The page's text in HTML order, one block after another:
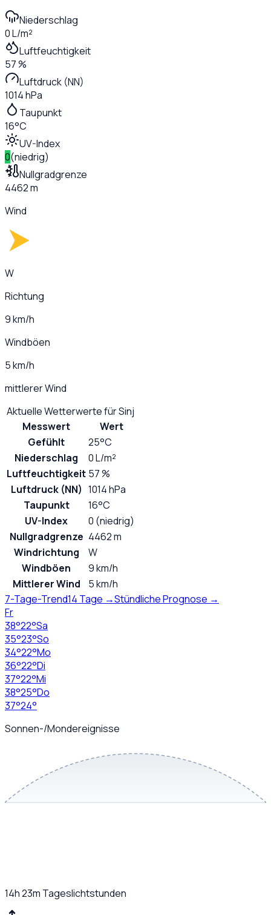
Niederschlag
0 L/m²
Luftfeuchtigkeit
57 %
Luftdruck (NN)
1014 hPa
Taupunkt
16°C
UV-Index
0(niedrig)
Nullgradgrenze
4462 m
Wind
W
Richtung
9 km/h
Windböen
5 km/h
mittlerer Wind
Aktuelle Wetterwerte fürSinj
Messwert
Wert
Gefühlt
25°C
Niederschlag
0 L/m²
Luftfeuchtigkeit 57 %
Luftdruck (NN) 1014 hPa
Taupunkt
16°C
UV-Index
0 (niedrig)
Nullgradgrenze 4462 m
Windrichtung
W
Windböen
9 km/h
Mittlerer Wind
5 km/h
7-Tage-Trend14 Tage →Stündliche Prognose →
Fr
38°22°Sa
35°23°So
34°22°Mo
36°22°Di
37°22°Mi
38°25°Do
37°24°
Sonnen-/Mondereignisse
14h 23m Tageslichtstunden